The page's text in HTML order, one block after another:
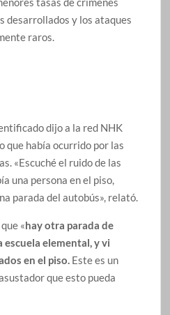
desarrollados y los ataques
raros.
dijo a la red NHK
que había ocurrido por las
«Escuché el ruido de las
una persona en el piso,
parada del autobús», relató.
«hay otra parada de
escuela elemental, y vi
en el piso. Este es un
que esto pueda